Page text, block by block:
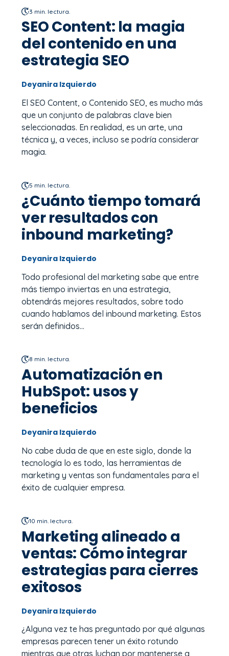
3 min. lectura.
SEO Content: la magia
del contenido en una
estrategia SEO
Deyanira Izquierdo
El SEO Content, o Contenido SEO, es mucho más
que un conjunto de palabras clave bien
seleccionadas. En realidad, es un arte, una
técnica y, a veces, incluso se podría considerar
magia.
5 min. lectura.
¿Cuánto tiempo tomará
ver resultados con
inbound marketing?
Deyanira Izquierdo
Todo profesional del marketing sabe que entre
más tiempo inviertas en una estrategia,
obtendrás mejores resultados, sobre todo
cuando hablamos del inbound marketing. Estos
serán definidos...
8 min. lectura.
Automatización en
HubSpot: usos y
beneficios
Deyanira Izquierdo
No cabe duda de que en este siglo, donde la
tecnología lo es todo, las herramientas de
marketing y ventas son fundamentales para el
éxito de cualquier empresa.
10 min. lectura.
Marketing alineado a
ventas: Cómo integrar
estrategias para cierres
exitosos
Deyanira Izquierdo
¿Alguna vez te has preguntado por qué algunas
empresas parecen tener un éxito rotundo
mientras que otras luchan por mantenerse a